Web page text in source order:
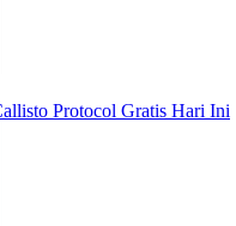
Protocol Gratis Hari Ini